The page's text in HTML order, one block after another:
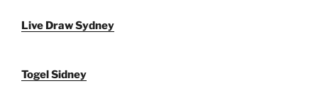
Live Draw Sydney
Togel Sidney